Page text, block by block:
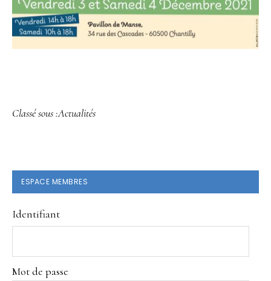
Classé sous :Actualités
BARRE
LATÉRALE
PRINCIPALE
ESPACE MEMBRES
Identifiant
Mot de passe